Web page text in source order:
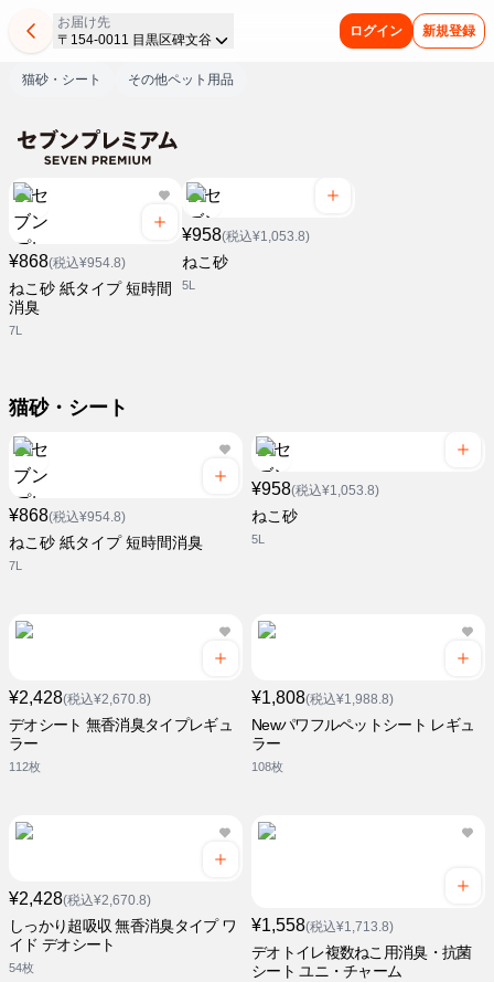
お届け先
〒154-0011 目黒区碑文谷
ログイン 新規登録
猫砂・シート その他ペット用品
¥868(税込¥954.8)
ねこ砂 紙タイプ 短時間
消臭
7L
¥958(税込¥1,053.8)
ねこ砂
5L
猫砂・シート
¥868(税込¥954.8)
ねこ砂 紙タイプ 短時間消臭
7L
¥958(税込¥1,053.8)
ねこ砂
5L
¥2,428(税込¥2,670.8)
デオシート 無香消臭タイプレギュ
ラー
112枚
¥1,808(税込¥1,988.8)
Newパワフルペットシート レギュ
ラー
108枚
¥2,428(税込¥2,670.8)
しっかり超吸収 無香消臭タイプ ワ
イド デオシート
54枚
¥1,558(税込¥1,713.8)
デオトイレ複数ねこ用消臭・抗菌
シート ユニ・チャーム